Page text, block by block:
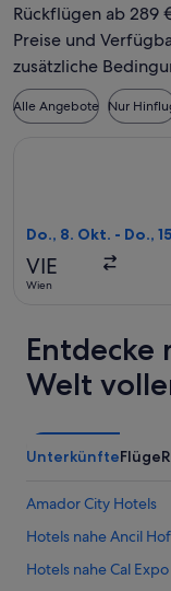
Rückflügen ab 289
Preise und
zusätzliche
Alle Angebote Nur
Do., 8. Okt. - Do.,
VIE
Wien
Entdecke
Welt
UnterkünfteFlüge
Amador City Hotels
Hotels nahe Ancil
Hotels nahe Cal